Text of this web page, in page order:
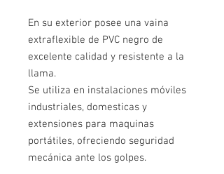
En su exterior posee una vaina
extraflexible de PVC negro de
excelente calidad y resistente a la
llama.
Se utiliza en instalaciones móviles
industriales, domesticas y
extensiones para maquinas
portátiles, ofreciendo seguridad
mecánica ante los golpes.